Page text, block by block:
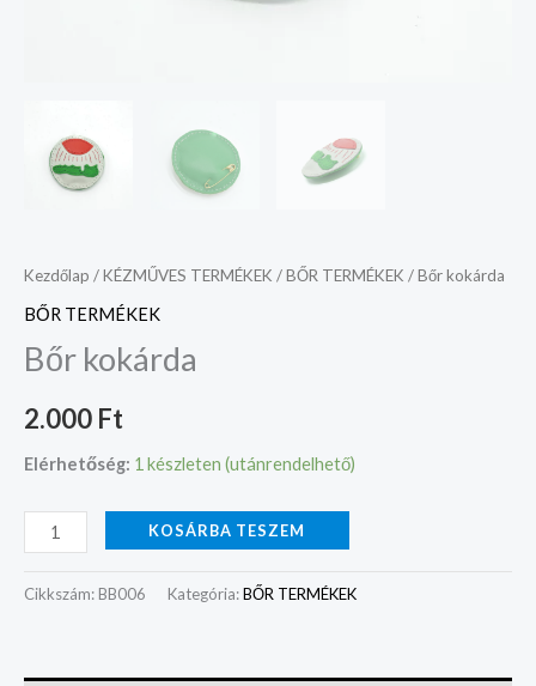
Kezdőlap /KÉZMŰVES TERMÉKEK /BŐR TERMÉKEK / Bőr kokárda
BŐR TERMÉKEK
Bőr kokárda
2.000 Ft
Elérhetőség: 1 készleten (utánrendelhető)
KOSÁRBA TESZEM
Cikkszám: BB006 Kategória:BŐR TERMÉKEK